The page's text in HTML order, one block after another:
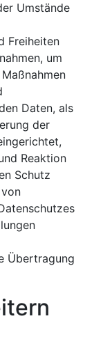
Umstände
Freiheiten
um
Daten, als
der
Reaktion
Schutz
Übertragung